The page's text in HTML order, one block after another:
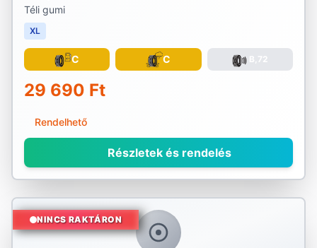
Téli gumi
XL
C C B,72
29 690 Ft
Rendelhető
Részletek és rendelés
NINCS RAKTÁRON